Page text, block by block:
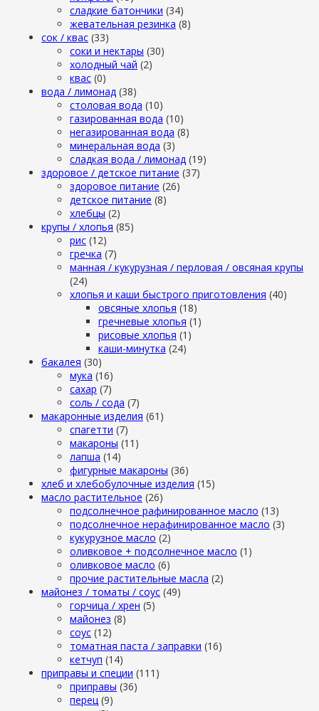
сладкие батончики (34)
жевательная резинка (8)
сок / квас (33)
соки и нектары (30)
холодный чай (2)
квас (0)
вода / лимонад (38)
столовая вода (10)
газированная вода (10)
негазированная вода (8)
минеральная вода (3)
сладкая вода / лимонад (19)
здоровое / детское питание (37)
здоровое питание (26)
детское питание (8)
хлебцы (2)
крупы / хлопья (85)
рис (12)
гречка (7)
манная / кукурузная / перловая / овсяная крупы
(24)
хлопья и каши быстрого приготовления (40)
овсяные хлопья (18)
гречневые хлопья (1)
рисовые хлопья (1)
каши-минутка (24)
бакалея (30)
мука (16)
сахар (7)
cоль / cода (7)
макаронные изделия (61)
cпагетти (7)
макароны (11)
лапша (14)
фигурные макароны (36)
хлеб и хлебобулочные изделия (15)
масло растительное (26)
подсолнечное рафинированное масло (13)
подсолнечное нерафинированное масло (3)
кукурузное масло (2)
оливковое + подсолнечное масло (1)
оливковое масло (6)
прочие растительные масла (2)
майонез / томаты / соус (49)
горчица / хрен (5)
майонез (8)
соус (12)
томатная паста / заправки (16)
кетчуп (14)
приправы и специи (111)
приправы (36)
перец (9)